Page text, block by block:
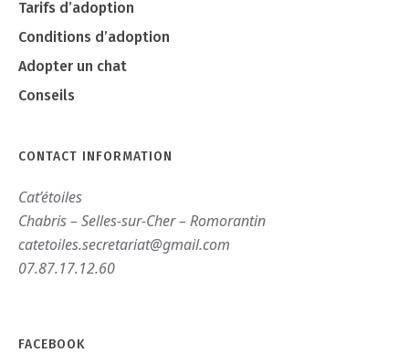
Tarifs d’adoption
Conditions d’adoption
Adopter un chat
Conseils
CONTACT INFORMATION
Cat’étoiles
Chabris – Selles-sur-Cher – Romorantin
catetoiles.secretariat@gmail.com
07.87.17.12.60
FACEBOOK